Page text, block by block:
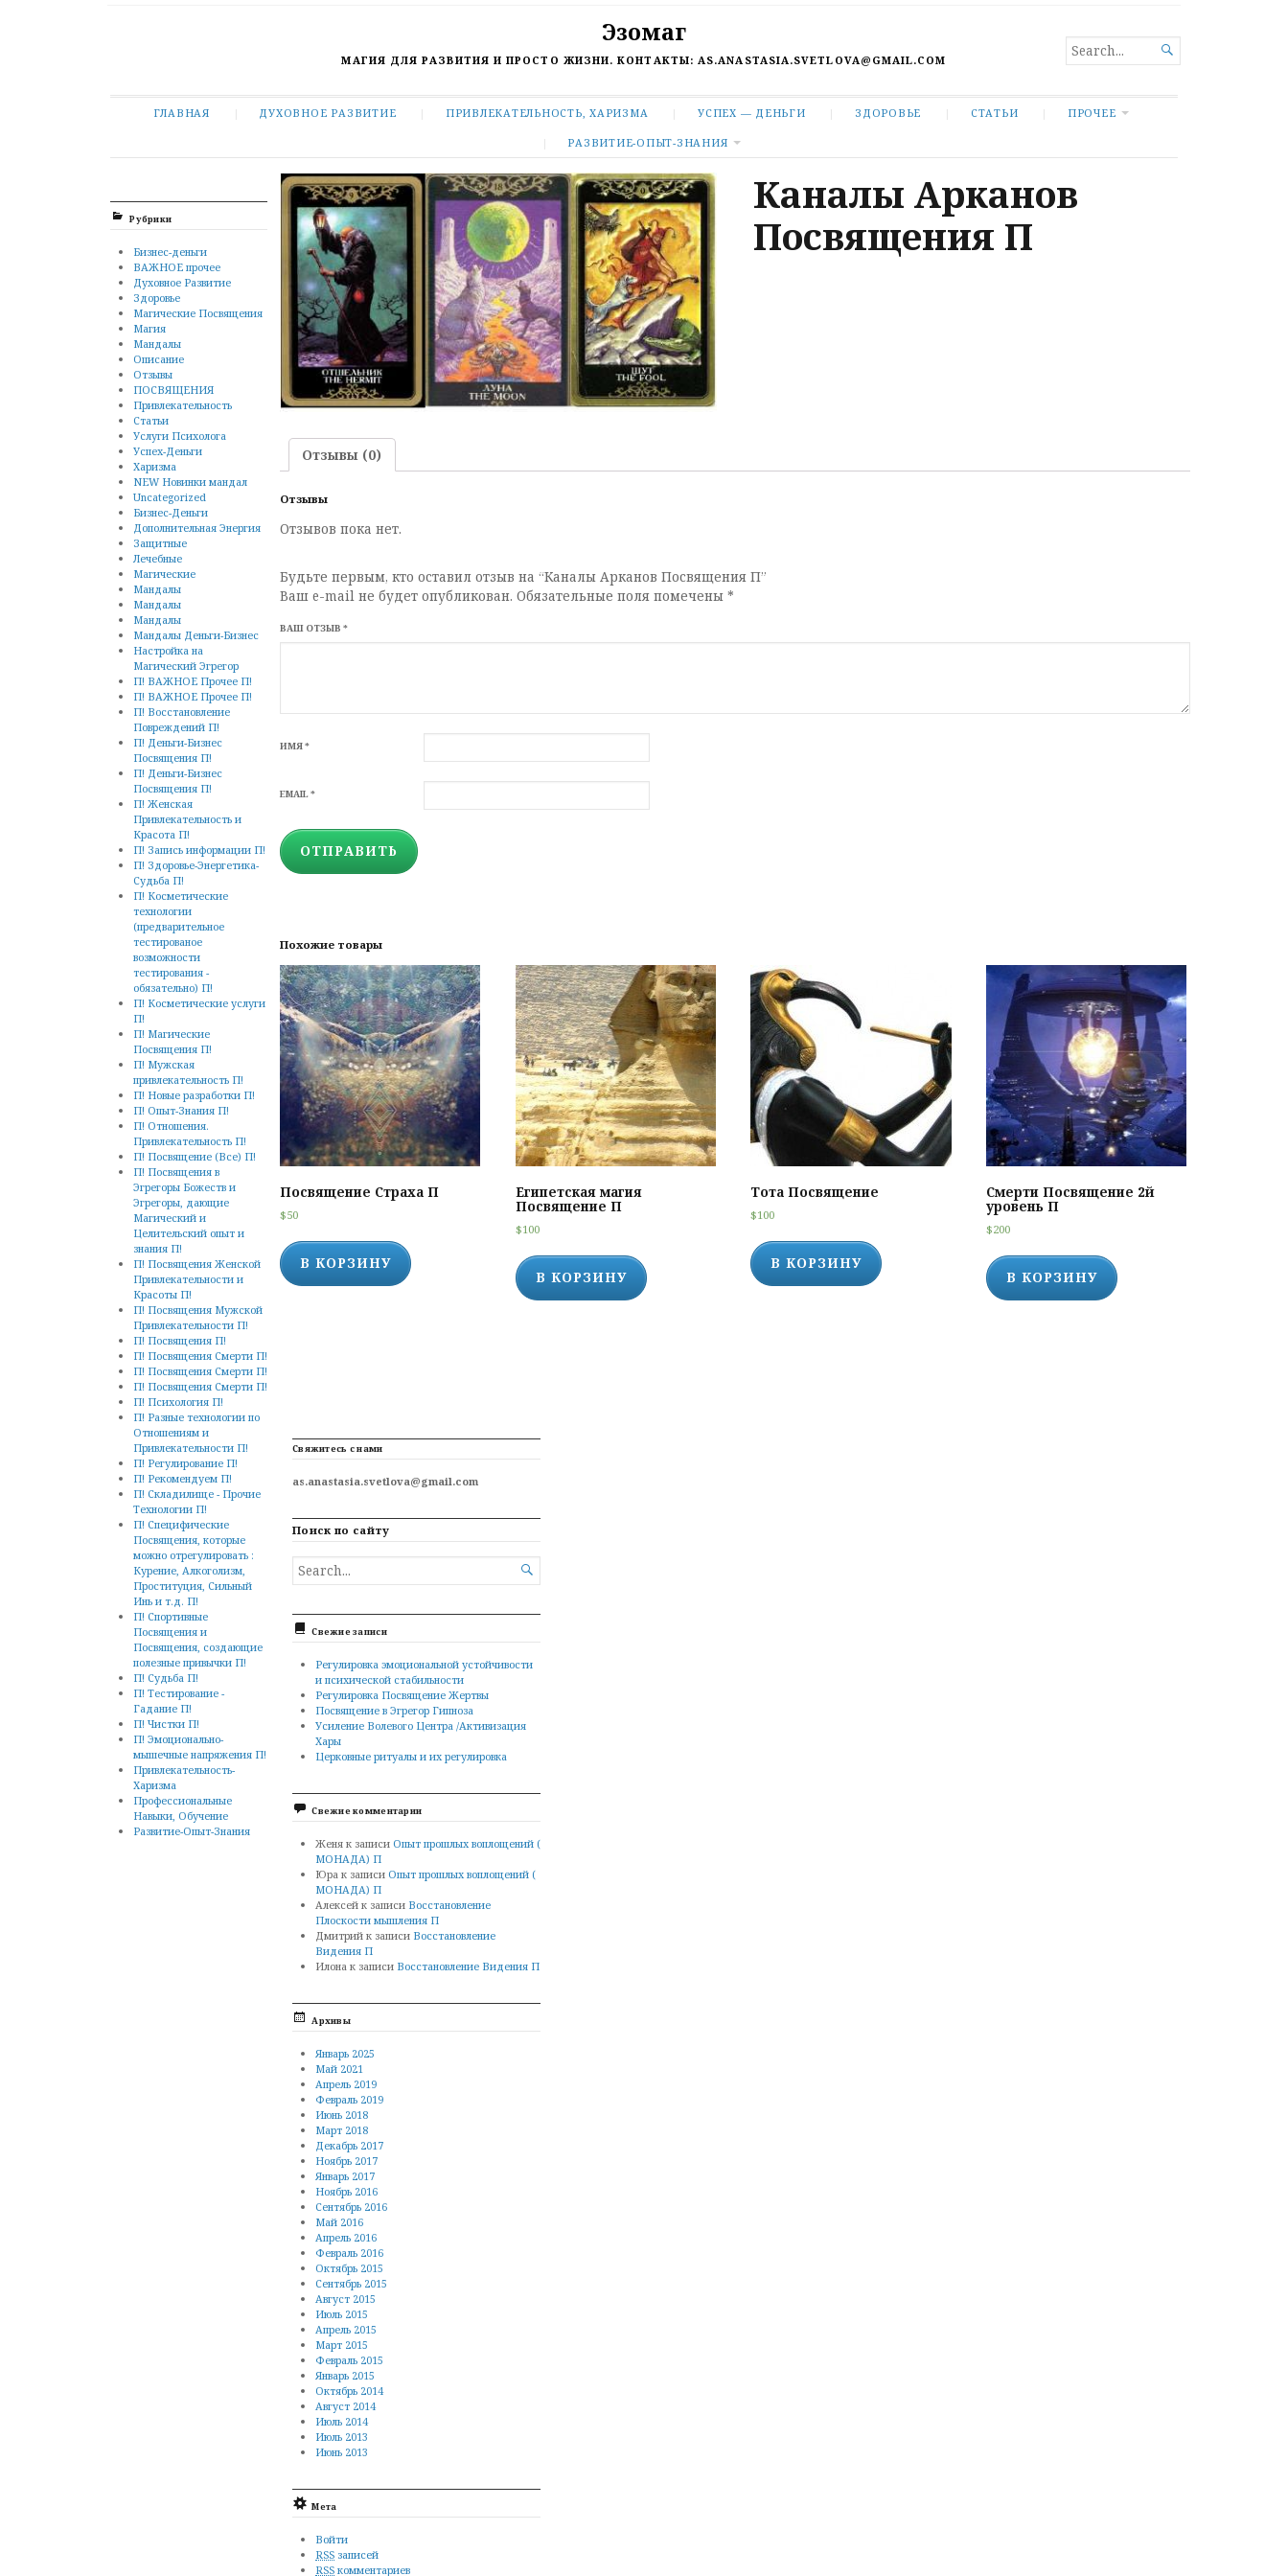
Эзомаг
МАГИЯ ДЛЯ РАЗВИТИЯ И ПРОСТО ЖИЗНИ. КОНТАКТЫ:AS.ANASTASIA.SVETLOVA@GMAIL.COM
SEARCH
FOR...

ГЛАВНАЯ ДУХОВНОЕ РАЗВИТИЕ ПРИВЛЕКАТЕЛЬНОСТЬ, ХАРИЗМА УСПЕХ — ДЕНЬГИ ЗДОРОВЬЕ СТАТЬИ ПРОЧЕЕ
РАЗВИТИЕ-ОПЫТ-ЗНАНИЯ
Рубрики
Бизнес-деньги
ВАЖНОЕ прочее
Духовное Развитие
Здоровье
Магические Посвящения
Магия
Мандалы
Описание
Отзывы
ПОСВЯЩЕНИЯ
Привлекательность
Статьи
Услуги Психолога
Успех-Деньги
Харизма
NEW Новинки мандал
Uncategorized
Бизнес-Деньги
Дополнительная Энергия
Защитные
Лечебные
Магические
Мандалы
Мандалы
Мандалы
Мандалы Деньги-Бизнес
Настройка на
Магический Эгрегор
П! ВАЖНОЕ Прочее П!
П! ВАЖНОЕ Прочее П!
П! Восстановление
Повреждений П!
П! Деньги-Бизнес
Посвящения П!
П! Деньги-Бизнес
Посвящения П!
П! Женская
Привлекательность и
Красота П!
П! Запись информации П!
П! Здоровье-Энергетика-
Судьба П!
П! Косметические
технологии
(предварительное
тестированое
возможности
тестирования -
обязательно) П!
П! Косметические услуги
П!
П! Магические
Посвящения П!
П! Мужская
привлекательность П!
П! Новые разработки П!
П! Опыт-Знания П!
П! Отношения.
Привлекательность П!
П! Посвящение (Все) П!
П! Посвящения в
Эгрегоры Божеств и
Эгрегоры, дающие
Магический и
Целительский опыт и
знания П!
П! Посвящения Женской
Привлекательности и
Красоты П!
П! Посвящения Мужской
Привлекательности П!
П! Посвящения П!
П! Посвящения Смерти П!
П! Посвящения Смерти П!
П! Посвящения Смерти П!
П! Психология П!
П! Разные технологии по
Отношениям и
Привлекательности П!
П! Регулирование П!
П! Рекомендуем П!
П! Складилище - Прочие
Технологии П!
П! Специфические
Посвящения, которые
можно отрегулировать :
Курение, Алкоголизм,
Проституция, Сильный
Инь и т.д. П!
П! Спортивные
Посвящения и
Посвящения, создающие
полезные привычки П!
П! Судьба П!
П! Тестирование -
Гадание П!
П! Чистки П!
П! Эмоционально-
мышечные напряжения П!
Привлекательность-
Харизма
Профессиональные
Навыки, Обучение
Развитие-Опыт-Знания
Каналы Арканов
Посвящения П
Отзывы (0)
Отзывы
Отзывов пока нет.
Будьте первым, кто оставил отзыв на “Каналы Арканов Посвящения П”
Ваш e-mail не будет опубликован. Обязательные поля помечены *
ВАШ ОТЗЫВ *
ИМЯ*
EMAIL*
Похожие товары
Посвящение Страха П
$50
В КОРЗИНУ
Египетская магия
Посвящение П
$100
В КОРЗИНУ
Тота Посвящение
$100
В КОРЗИНУ
Смерти Посвящение 2й
уровень П
$200
В КОРЗИНУ
Свяжитесь с нами
as.anastasia.svetlova@gmail.com
Поиск по сайту
SEARCH
FOR...

Свежие записи
Регулировка эмоциональной устойчивости
и психической стабильности
Регулировка Посвящение Жертвы
Посвящение в Эгрегор Гипноза
Усиление Волевого Центра /Активизация
Хары
Церковные ритуалы и их регулировка
Свежие комментарии
Женя к записи Опыт прошлых воплощений (
МОНАДА) П
Юра к записи Опыт прошлых воплощений (
МОНАДА) П
Алексей к записи Восстановление
Плоскости мышления П
Дмитрий к записи Восстановление
Видения П
Илона к записи Восстановление Видения П
Архивы
Январь 2025
Май 2021
Апрель 2019
Февраль 2019
Июнь 2018
Март 2018
Декабрь 2017
Ноябрь 2017
Январь 2017
Ноябрь 2016
Сентябрь 2016
Май 2016
Апрель 2016
Февраль 2016
Октябрь 2015
Сентябрь 2015
Август 2015
Июль 2015
Апрель 2015
Март 2015
Февраль 2015
Январь 2015
Октябрь 2014
Август 2014
Июль 2014
Июль 2013
Июнь 2013
Мета
Войти
RSS записей
RSS комментариев